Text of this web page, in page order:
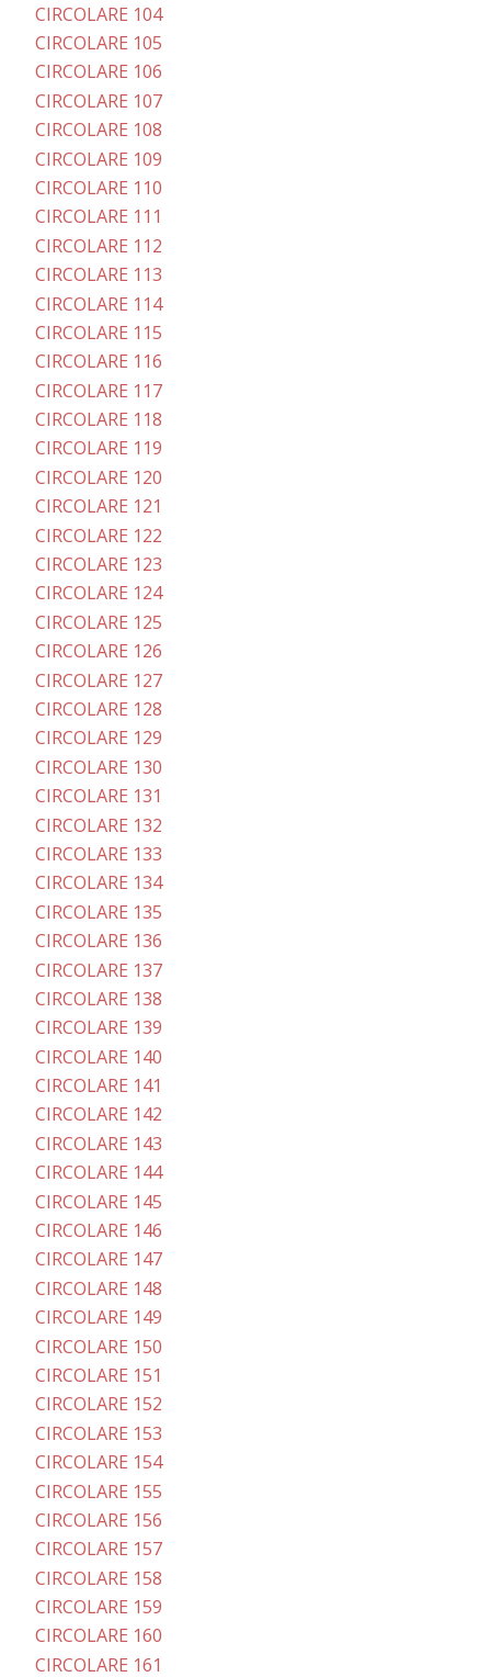
CIRCOLARE 104
CIRCOLARE 105
CIRCOLARE 106
CIRCOLARE 107
CIRCOLARE 108
CIRCOLARE 109
CIRCOLARE 110
CIRCOLARE 111
CIRCOLARE 112
CIRCOLARE 113
CIRCOLARE 114
CIRCOLARE 115
CIRCOLARE 116
CIRCOLARE 117
CIRCOLARE 118
CIRCOLARE 119
CIRCOLARE 120
CIRCOLARE 121
CIRCOLARE 122
CIRCOLARE 123
CIRCOLARE 124
CIRCOLARE 125
CIRCOLARE 126
CIRCOLARE 127
CIRCOLARE 128
CIRCOLARE 129
CIRCOLARE 130
CIRCOLARE 131
CIRCOLARE 132
CIRCOLARE 133
CIRCOLARE 134
CIRCOLARE 135
CIRCOLARE 136
CIRCOLARE 137
CIRCOLARE 138
CIRCOLARE 139
CIRCOLARE 140
CIRCOLARE 141
CIRCOLARE 142
CIRCOLARE 143
CIRCOLARE 144
CIRCOLARE 145
CIRCOLARE 146
CIRCOLARE 147
CIRCOLARE 148
CIRCOLARE 149
CIRCOLARE 150
CIRCOLARE 151
CIRCOLARE 152
CIRCOLARE 153
CIRCOLARE 154
CIRCOLARE 155
CIRCOLARE 156
CIRCOLARE 157
CIRCOLARE 158
CIRCOLARE 159
CIRCOLARE 160
CIRCOLARE 161